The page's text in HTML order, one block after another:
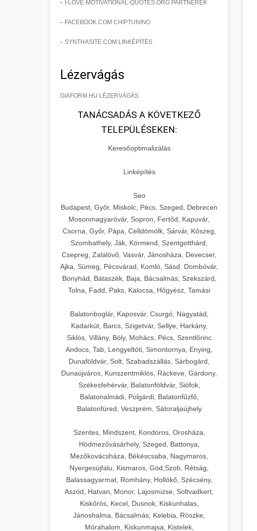
- I-LOVE-MOTIVATIONAL-QUOTES.ORG PARTNEREK
- FACEBOOK.COM CHIPTUNING
- SYNTHASITE.COM LINKÉPÍTÉS
Lézervágás
GIAFORM.HU LÉZERVÁGÁS
TANÁCSADÁS A KÖVETKEZŐ
TELEPÜLÉSEKEN:
Keresőoptimalizálás
Linképítés
Seo
Budapest, Győr, Miskolc, Pécs, Szeged, Debrecen
Mosonmagyaróvár, Sopron, Fertőd, Kapuvár,
Csorna, Győr, Pápa, Celldömölk, Sárvár, Kőszeg,
Szombathely, Ják, Körmend, Szentgotthárd,
Csepreg, Zalalövő, Vasvár, Jánosháza, Devecser,
Ajka, Sümeg, Pécsvárad, Komló, Sásd, Dombóvár,
Bonyhád, Bátaszék, Baja, Bácsalmás, Szekszárd,
Tolna, Fadd, Paks, Kalocsa, Hőgyész, Tamási
Balatonboglár, Kaposvár, Csurgó, Nagyatád,
Kadarkút, Barcs, Szigetvár, Sellye, Harkány,
Siklós, Villány, Bóly, Mohács, Pécs, Szentlőrinc
Andocs, Tab, Lengyeltóti, Simontornya, Enying,
Dunaföldvár, Solt, Szabadszállás, Sárbogárd,
Dunaújváros, Kunszentmiklós, Ráckeve, Gárdony,
Székesfehérvár, Balatonföldvár, Siófok,
Balatonalmádi, Polgárdi, Balatonfűzfő,
Balatonfüred, Veszprém, Sátoraljaújhely
Szentes, Mindszent, Kondoros, Orosháza,
Hódmezővásárhely, Szeged, Battonya,
Mezőkovácsháza, Békéscsaba, Nagymaros,
Nyergesújfalu, Kismaros, Göd,Szob, Rétság,
Balassagyarmat, Romhány, Hollókő, Szécsény,
Aszód, Hatvan, Monor, Lajosmizse, Soltvadkert,
Kiskőrös, Kecel, Dusnok, Kiskunhalas,
Jánoshalma, Bácsalmás, Kelebia, Röszke,
Mórahalom, Kiskunmajsa, Kistelek,